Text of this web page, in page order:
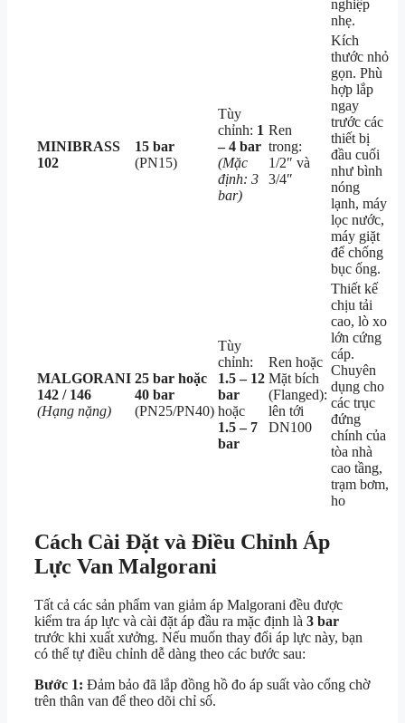
nghiệp
nhẹ.
MINIBRASS
102
15 bar
(PN15)
Tùy
chỉnh: 1
– 4 bar
(Mặc
định: 3
bar)
Ren
trong:
1/2″ và
3/4″
Kích
thước nhỏ
gọn. Phù
hợp lắp
ngay
trước các
thiết bị
đầu cuối
như bình
nóng
lạnh, máy
lọc nước,
máy giặt
để chống
bục ống.
MALGORANI
142 / 146
(Hạng nặng)
25 bar hoặc
40 bar
(PN25/PN40)
Tùy
chỉnh:
1.5 – 12
bar
hoặc
1.5 – 7
bar
Ren hoặc
Mặt bích
(Flanged):
lên tới
DN100
Thiết kế
chịu tải
cao, lò xo
lớn cứng
cáp.
Chuyên
dụng cho
các trục
đứng
chính của
tòa nhà
cao tầng,
trạm bơm,
ho
Cách Cài Đặt và Điều Chỉnh Áp
Lực Van Malgorani
Tất cả các sản phẩm van giảm áp Malgorani đều được
kiểm tra áp lực và cài đặt áp đầu ra mặc định là 3 bar
trước khi xuất xưởng. Nếu muốn thay đổi áp lực này, bạn
có thể tự điều chỉnh dễ dàng theo các bước sau:
Bước 1: Đảm bảo đã lắp đồng hồ đo áp suất vào cổng chờ
trên thân van để theo dõi chỉ số.